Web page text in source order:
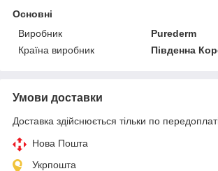
Основні
Виробник
Purederm
Країна виробник
Південна
Умови доставки
Доставка здійснюється тільки по
Нова Пошта
Укрпошта